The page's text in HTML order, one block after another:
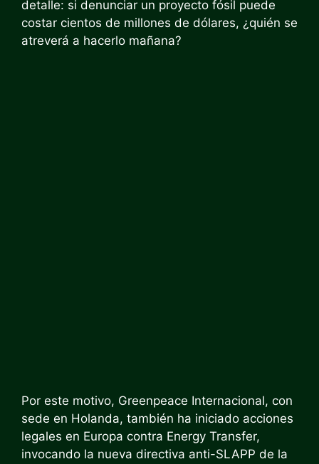
detalle: si denunciar un proyecto fósil puede
costar cientos de millones de dólares, ¿quién se
atreverá a hacerlo mañana?
Por este motivo, Greenpeace Internacional, con
sede en Holanda, también ha iniciado acciones
legales en Europa contra Energy Transfer,
invocando la nueva directiva anti-SLAPP de la